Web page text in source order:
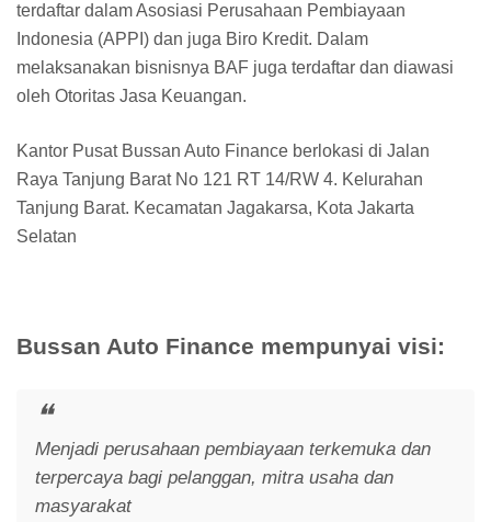
terdaftar dalam Asosiasi Perusahaan Pembiayaan
Indonesia (APPI) dan juga Biro Kredit. Dalam
melaksanakan bisnisnya BAF juga terdaftar dan diawasi
oleh Otoritas Jasa Keuangan.
Kantor Pusat Bussan Auto Finance berlokasi di Jalan
Raya Tanjung Barat No 121 RT 14/RW 4. Kelurahan
Tanjung Barat. Kecamatan Jagakarsa, Kota Jakarta
Selatan
Bussan Auto Finance mempunyai visi:
Menjadi perusahaan pembiayaan terkemuka dan
terpercaya bagi pelanggan, mitra usaha dan
masyarakat